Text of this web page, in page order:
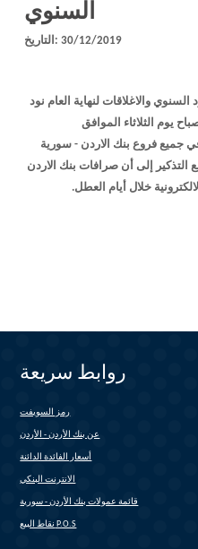
السنوي
التاريخ: 30/12/2019
السنوي والاغلاقات لنهاية العام نود
يوم الثلاثاء الموافق
في جميع فروع بنك الاردن - سورية
من يوم الأحد 05/01/2019 مع التذكير إلى أن صرافات بنك الاردن
خلال أيام العطل.
روابط سريعة
رمز السويفت
عن بنك الأردن - الأردن
أسعار الفائدة الدائنة
الانترنت البنكي
قائمة عمولات بنك الأردن - سورية
نقاط البيع P.O.S